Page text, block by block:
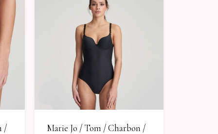
/
Marie Jo / Tom / Charbon /